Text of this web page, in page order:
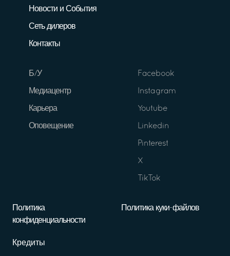
Новости и События
Сеть дилеров
Контакты
Б/У
Медиацентр
Карьера
Оповещение
Facebook
Instagram
Youtube
Linkedin
Pinterest
X
TikTok
Политика
конфиденциальности
Политика куки-файлов
Кредиты